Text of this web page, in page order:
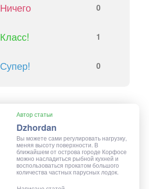
Ничего 0
Класс! 1
Супер! 0
Автор статьи
Dzhordan
Вы можете сами регулировать нагрузку,
меняя высоту поверхности. В
ближайшем от острова городе Корфосе
можно насладиться рыбной кухней и
воспользоваться прокатом большого
количества частных парусных лодок.